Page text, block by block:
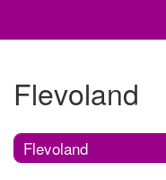
Flevoland
Flevoland